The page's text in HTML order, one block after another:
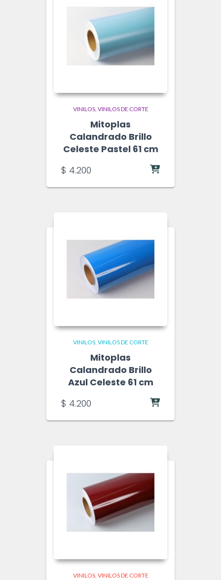
VINILOS VINILOS DE CORTE
Mitoplas
Calandrado Brillo
Celeste Pastel 61 cm
$ 4.200
VINILOS VINILOS DE CORTE
Mitoplas
Calandrado Brillo
Azul Celeste 61 cm
$ 4.200
VINILOS VINILOS DE CORTE